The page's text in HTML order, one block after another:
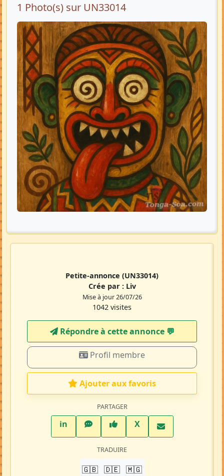
1 Photo(s) sur UN33014
Petite-annonce (UN33014)
Crée par : Liv
Mise à jour 26/07/26
1042 visites
Répondre à cette annonce 💬​
Profil membre
Ajouter aux favoris
PARTAGER
inLinkedInWhatsAppFacebook
XTwitter X
TRADUIRE
🇬🇧 🇩🇪 🇲🇬